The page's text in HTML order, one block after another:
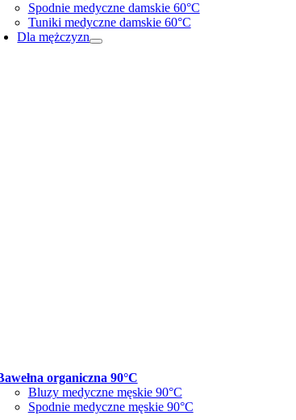
Spodnie medyczne damskie 60°C
Tuniki medyczne damskie 60°C
Dla mężczyzn
organiczna 90°C
Bluzy medyczne męskie 90°C
Spodnie medyczne męskie 90°C